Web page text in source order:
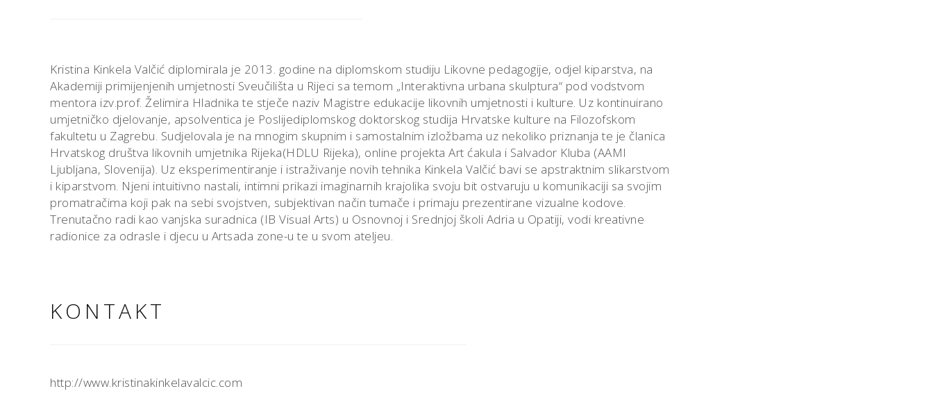
Kristina Kinkela Valčić diplomirala je 2013. godine na diplomskom studiju Likovne pedagogije, odjel kiparstva, na
Akademiji primijenjenih umjetnosti Sveučilišta u Rijeci sa temom „Interaktivna urbana skulptura“ pod vodstvom
mentora izv.prof. Želimira Hladnika te stječe naziv Magistre edukacije likovnih umjetnosti i kulture. Uz kontinuirano
umjetničko djelovanje, apsolventica je Poslijediplomskog doktorskog studija Hrvatske kulture na Filozofskom
fakultetu u Zagrebu. Sudjelovala je na mnogim skupnim i samostalnim izložbama uz nekoliko priznanja te je članica
Hrvatskog društva likovnih umjetnika Rijeka(HDLU Rijeka), online projekta Art ćakula i Salvador Kluba (AAMI
Ljubljana, Slovenija). Uz eksperimentiranje i istraživanje novih tehnika Kinkela Valčić bavi se apstraktnim slikarstvom
i kiparstvom. Njeni intuitivno nastali, intimni prikazi imaginarnih krajolika svoju bit ostvaruju u komunikaciji sa svojim
promatračima koji pak na sebi svojstven, subjektivan način tumače i primaju prezentirane vizualne kodove.
Trenutačno radi kao vanjska suradnica (IB Visual Arts) u Osnovnoj i Srednjoj školi Adria u Opatiji, vodi kreativne
radionice za odrasle i djecu u Artsada zone-u te u svom ateljeu.
KONTAKT
http://www.kristinakinkelavalcic.com